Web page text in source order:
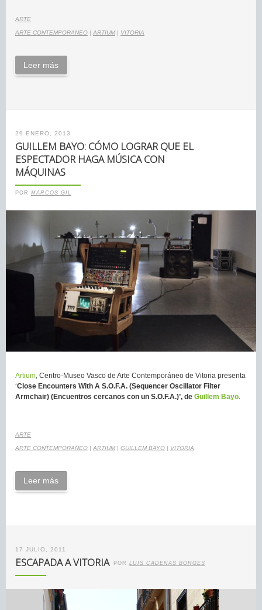
ARTE
ARTE CONTEMPORANEO | ARTIUM | VITORIA
Leer más
29 ENERO, 2013
GUILLEM BAYO: CÓMO LOGRAR QUE EL
ESPECTADOR HAGA MÚSICA CON
MÁQUINAS
POR MARCOS GIL
Artium, Centro-Museo Vasco de Arte Contemporáneo de Vitoria presenta
‘Close Encounters With A S.O.F.A. (Sequencer Oscillator Filter
Armchair) (Encuentros cercanos con un S.O.F.A.)’, de Guillem Bayo.
ARTE
ARTE CONTEMPORANEO | ARTIUM | GUILLEM BAYO | VITORIA
Leer más
17 JULIO, 2011
ESCAPADA A VITORIA POR LUIS CADENAS BORGES